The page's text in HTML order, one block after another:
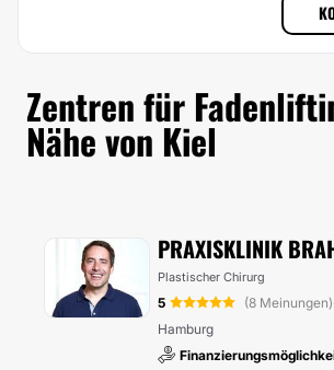
Zentren für
Nähe von Kiel
PRAXISKLINIK
Plastischer Chirurg
5 (8 Meinungen)
Hamburg